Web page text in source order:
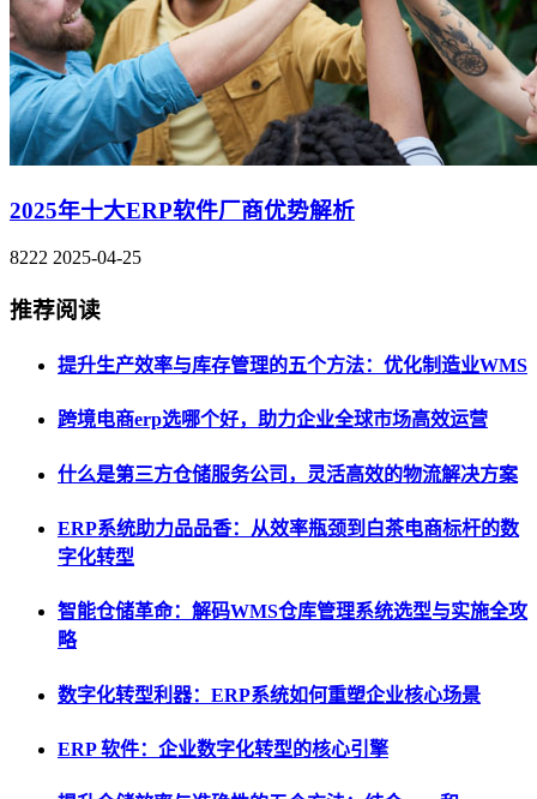
2025年十大ERP软件厂商优势解析
8222 2025-04-25
推荐阅读
提升生产效率与库存管理的五个方法：优化制造业WMS
跨境电商erp选哪个好，助力企业全球市场高效运营
什么是第三方仓储服务公司，灵活高效的物流解决方案
ERP系统助力品品香：从效率瓶颈到白茶电商标杆的数
字化转型
智能仓储革命：解码WMS仓库管理系统选型与实施全攻
略
数字化转型利器：ERP系统如何重塑企业核心场景
ERP 软件：企业数字化转型的核心引擎